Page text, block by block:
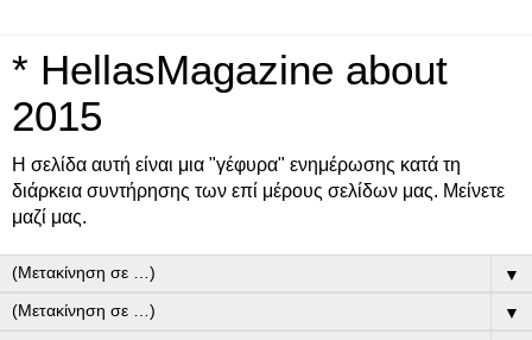
* HellasMagazine about
2015
Η σελίδα αυτή είναι μια "γέφυρα" ενημέρωσης κατά τη
διάρκεια συντήρησης των επί μέρους σελίδων μας. Μείνετε
μαζί μας.
▼
▼